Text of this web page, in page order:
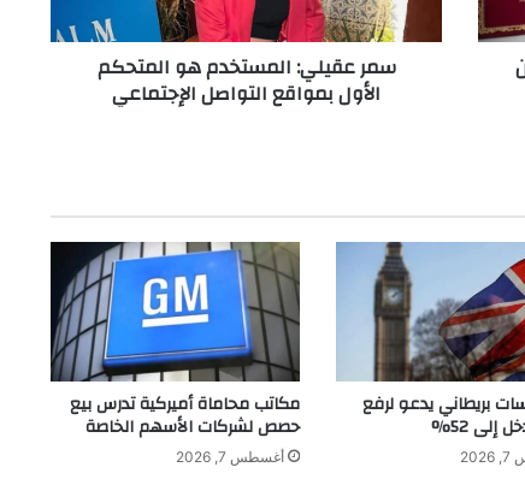
:
د
م
ا
ل
م
ح
سمر عقيلي: المستخدم هو المتحكم
الأول بمواقع التواصل الإجتماعي
بريطاني يدعو لرفع
إلى 52%
مكاتب محاماة أميركية تدرس بيع
حصص لشركات الأسهم الخاصة
أغسطس 7, 2026